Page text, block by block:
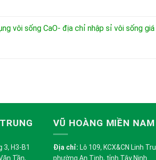
vôi sống CaO- địa chỉ nhập sỉ vôi sống
3, H3-B1
Tần,
VŨ HOÀNG MIỀN NAM
Địa chỉ: Lô 109, KCX&CN Linh
phường An Tịnh, tỉnh Tây Ninh